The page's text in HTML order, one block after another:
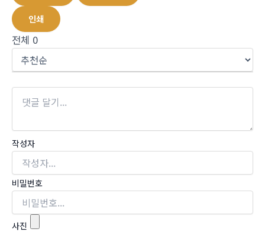
인쇄
전체 0
작성자
비밀번호
사진